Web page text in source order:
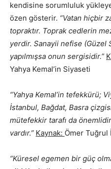
kendisine sorumluluk
özen gösterir. “Vatan hiçbir
topraktır. Toprak cedlerin
yerdir. Sanayii nefise (Güzel
yapılmışsa onun sergisidir.”
Yahya Kemal’in Siyaseti
“Yahya Kemal’in tefekkürü;
İstanbul, Bağdat, Basra
mütefekkir tarafı da
vardır.” Kaynak: Ömer Tuğrul
“Küresel egemen bir güç